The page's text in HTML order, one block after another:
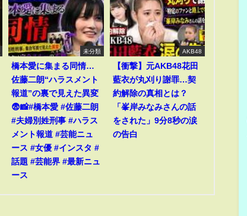
未分類
橋本愛に集まる同情…
佐藤二朗“ハラスメント
報道”の裏で見えた異変
😨📸#橋本愛 #佐藤二朗
#夫婦別姓刑事 #ハラス
メント報道 #芸能ニュ
ース #女優 #インスタ #
話題 #芸能界 #最新ニュ
ース
AKB48
【衝撃】元AKB48花田
藍衣が丸刈り謝罪…契
約解除の真相とは？
「峯岸みなみさんの話
をされた」9分8秒の涙
の告白